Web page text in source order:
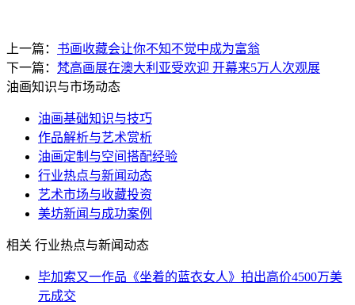
上一篇： 书画收藏会让你不知不觉中成为富翁
下一篇： 梵高画展在澳大利亚受欢迎 开幕来5万人次观展
油画知识与市场动态
油画基础知识与技巧
作品解析与艺术赏析
油画定制与空间搭配经验
行业热点与新闻动态
艺术市场与收藏投资
美坊新闻与成功案例
相关 行业热点与新闻动态
毕加索又一作品《坐着的蓝衣女人》拍出高价4500万美
元成交